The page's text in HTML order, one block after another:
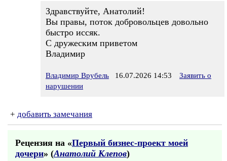
Здравствуйте, Анатолий!
Вы правы, поток добровольцев довольно
быстро иссяк.
С дружеским приветом
Владимир
Владимир Врубель 16.07.2026 14:53
Заявить о
нарушении
+ добавить замечания
Рецензия на «Первый бизнес-проект моей
дочери» (Анатолий Клепов)